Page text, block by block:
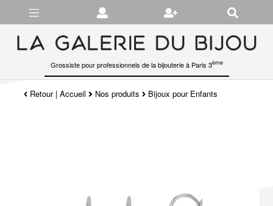
Grossiste pour professionnels de la bijouterie à Paris 3ème
Retour|Accueil Nos produits Bijoux pour Enfants
Gérer les préférences en matière de cookies